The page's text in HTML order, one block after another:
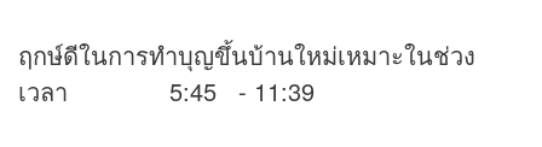
ฤกษ์ดีในการทำบุญขึ้นบ้านใหม่เหมาะในช่วง
เวลา 5:45 - 11:39